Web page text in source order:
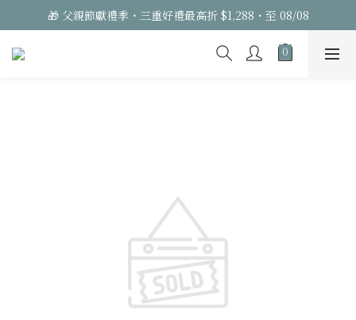
🎁 父親節獻禮季・三重好禮最高折 $1,288・至 08/08